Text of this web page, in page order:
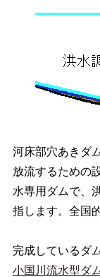
河床部穴あきダ
放流するための
水専用ダムで、
指します。全国
完成しているダ
小国川流水型ダ